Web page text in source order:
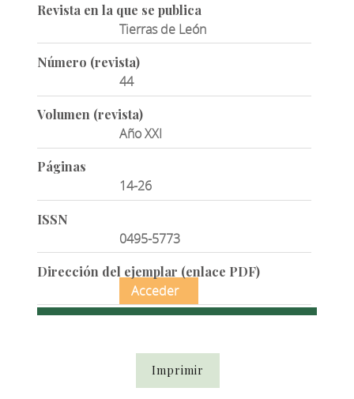
Revista en la que se publica
Tierras de León
Número (revista)
44
Volumen (revista)
Año XXI
Páginas
14-26
ISSN
0495-5773
Dirección del ejemplar (enlace PDF)
Acceder
Imprimir